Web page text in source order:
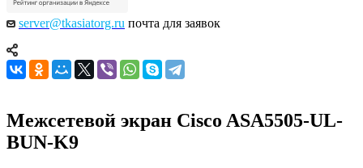
server@tkasiatorg.ru почта для заявок
Межсетевой экран Cisco ASA5505-UL-
BUN-K9